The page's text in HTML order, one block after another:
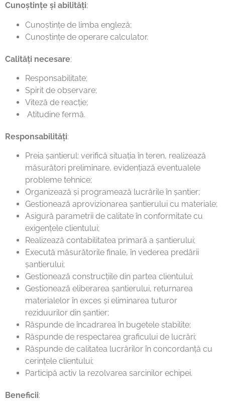
Cunoștințe și abilități:
Cunoștințe de limba engleză;
Cunoștințe de operare calculator.
Calități necesare:
Responsabilitate;
Spirit de observare;
Viteză de reacție;
Atitudine fermă.
Responsabilități:
Preia șantierul: verifică situația în teren, realizează
măsurători preliminare, evidențiază eventualele
probleme tehnice;
Organizează și programează lucrările în șantier;
Gestionează aprovizionarea șantierului cu materiale;
Asigură parametrii de calitate în conformitate cu
exigențele clientului;
Realizează contabilitatea primară a șantierului;
Execută măsurătorile finale, în vederea predării
șantierului;
Gestionează construcțiile din partea clientului;
Gestionează eliberarea șantierului, returnarea
materialelor în exces și eliminarea tuturor
reziduurilor din șantier;
Răspunde de încadrarea în bugetele stabilite;
Răspunde de respectarea graficului de lucrări;
Răspunde de calitatea lucrărilor în concordanță cu
cerințele clientului;
Participă activ la rezolvarea sarcinilor echipei.
Beneficii: